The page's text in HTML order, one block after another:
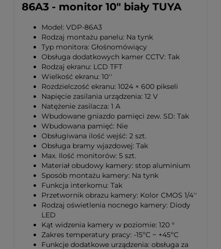
86A3 - monitor 10" biały TUYA
Model: VDP-86A3
Rodzaj montażu panelu: Na tynk
Typ monitora: Głośnomówiący
Obsługa dodatkowych kamer CCTV: Tak
Rodzaj ekranu: LCD TFT
Wielkość ekranu: 10''
Rozdzielczość ekranu: 1024 × 600 pikseli
Napięcie zasilania urządzenia: 12 V
Natężenie zasilacza: 1 A
Wbudowane gniazdo pamięci zew. SD: Tak
Wbudowana pamięć: Nie
Obsługiwana ilość wejść: 2 szt.
Obsługa bramy wjazdowej: Tak
Max. Ilość monitorów: 5 szt.
Materiał obudowy kamery: stop aluminium
Sposób montażu kamery: Na tynk
Funkcja interkomu: Tak
Przetwornik obrazu kamery: Kolor CMOS 1/4''
Rodzaj oświetlenia nocnego kamery: Diody
LED
Kąt widzenia kamery w poziomie: 120 °
Zakres temperatury pracy: -15ºC ~ +45ºC
Funkcje dodatkowe urządzenia: obsługa za